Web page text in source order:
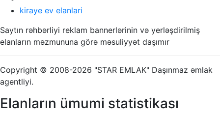
kiraye ev elanlari
Saytın rəhbərliyi reklam bannerlərinin və yerləşdirilmiş
elanların məzmununa görə məsuliyyət daşımır
Copyright © 2008-2026 "STAR EMLAK" Daşınmaz əmlak
agentliyi.
Elanların ümumi statistikası